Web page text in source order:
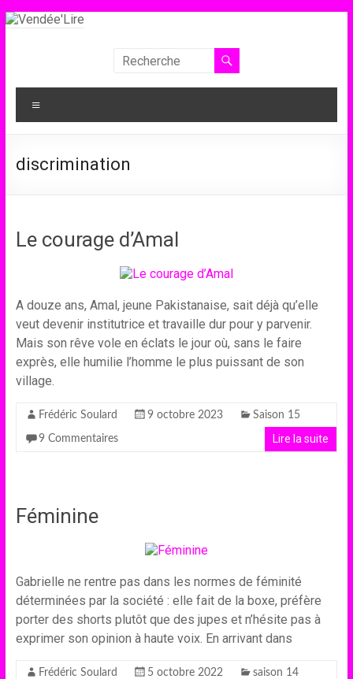
Aller
Vendée'Lire
Le
prix
collégiens
discrimination
Le courage d’Amal
A douze ans, Amal, jeune Pakistanaise, sait déjà qu’elle
veut devenir institutrice et travaille dur pour y parvenir.
Mais son rêve vole en éclats le jour où, sans le faire
exprès, elle humilie l’homme le plus puissant de son
village.
Frédéric Soulard 9 octobre 2023 Saison 15
9 Commentaires Lire la suite
Féminine
Gabrielle ne rentre pas dans les normes de féminité
déterminées par la société : elle fait de la boxe, préfère
porter des shorts plutôt que des jupes et n’hésite pas à
exprimer son opinion à haute voix. En arrivant dans
Frédéric Soulard 5 octobre 2022 saison 14